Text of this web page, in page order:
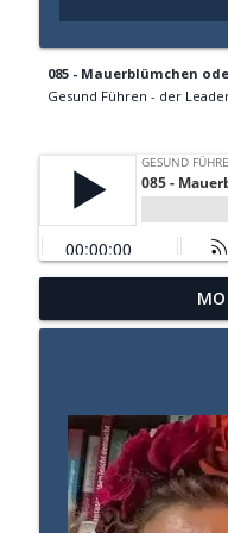
085 - Mauerblümchen
Gesund Führen - der
Gesund
der
einem
erschaffen
Gesund Führen -
Warum